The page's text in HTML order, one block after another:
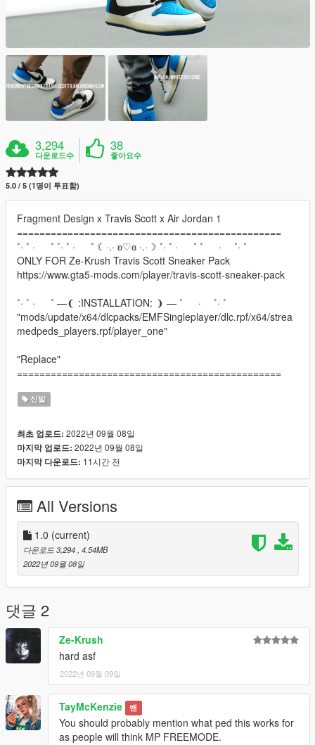
3,294
다운로드수
38
좋아요수
5.0 / 5 (1명이 투표함)
Fragment Design x Travis Scott x Air Jordan 1
===============================================
˚· ˚ · ˚ ˚· ˚ · ˚ ☾·.· ʚ♡ɞ ·.·☽ ˚· ˚ · ˚ ˚ · ˚· ˚
ONLY FOR Ze-Krush Travis Scott Sneaker Pack
https://www.gta5-mods.com/player/travis-scott-sneaker-pack
˚· ˚ · ˚ —❨ :INSTALLATION: ❩ — ˚ · ˚· ˚
"mods/update/x64/dlcpacks/EMFSingleplayer/dlc.rpf/x64/strea
medpeds_players.rpf/player_one"
"Replace"
===============================================
신발
최초 업로드: 2022년 09월 08일
마지막 업로드: 2022년 09월 08일
마지막 다운로드: 11시간 전
All Versions
1.0 (current)
다운로드 3,294, 4.54MB
2022년 09월 08일
댓글 2
Ze-Krush
hard asf
2022년 09월 09일
TayMcKenzie 밴
You should probably mention what ped this works for
as people will think MP FREEMODE.